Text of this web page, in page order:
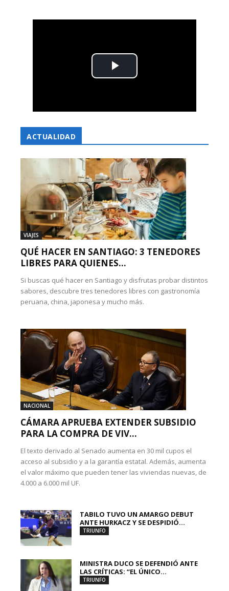
ACTUALIDAD
VIAJES
QUÉ HACER EN SANTIAGO: 3 TENEDORES
LIBRES PARA QUIENES...
Si buscas qué hacer en Santiago y disfrutas probar distintos
sabores, descubre tres tenedores libres con gastronomía
peruana, china, japonesa y mucho más.
NACIONAL
CÁMARA APRUEBA EXTENDER SUBSIDIO
PARA LA COMPRA DE VIV...
El texto derivado al Senado aumenta en 30 mil cupos el
acceso al subsidio y a la garantía estatal. Además, aumenta
el valor máximo que pueden tener las viviendas nuevas, de
4.000 a 6.000 mil UF.
TABILO TUVO UN AMARGO DEBUT
ANTE HURKACZ Y SE DESPIDIÓ...
TRIUNFO
MINISTRA DUCO SE DEFENDIÓ ANTE
LAS CRÍTICAS: “EL ÚNICO...
TRIUNFO